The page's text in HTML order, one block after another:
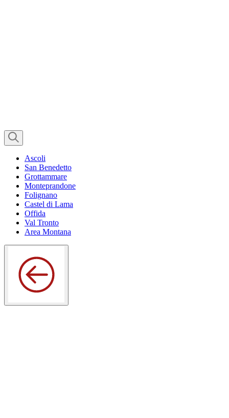
Ascoli
San Benedetto
Grottammare
Monteprandone
Folignano
Castel di Lama
Offida
Val Tronto
Area Montana